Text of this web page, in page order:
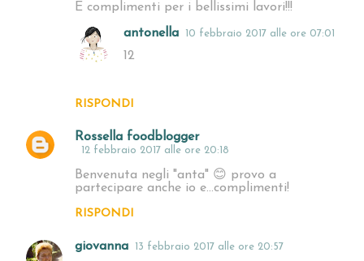
E complimenti per i bellissimi lavori!!!
RISPONDI
antonella 10 febbraio 2017 alle ore 07:01
12
Rossella foodblogger
12 febbraio 2017 alle ore 20:18
Benvenuta negli "anta" 😊 provo a
partecipare anche io e...complimenti!
RISPONDI
giovanna 13 febbraio 2017 alle ore 20:57